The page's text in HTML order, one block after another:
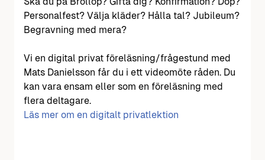
Personalfest? Välja kläder? Hålla tal? Jubileum?
Begravning med mera?
Vi en digital privat föreläsning/frågestund med
Mats Danielsson får du i ett videomöte råden. Du
kan vara ensam eller som en föreläsning med
flera deltagare.
Läs mer om en digitalt privatlektion